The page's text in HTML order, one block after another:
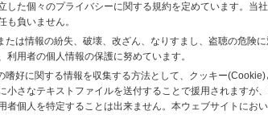
した個々のプライバシーに関する規約を定めています。当
も負いません。
たは情報の紛失、破壊、改ざん、なりすまし、盗聴の危険
利用者の個人情報の保護に努めています。
嗜好に関する情報を収集する方法として、クッキー
小さなテキストファイルを送付することで援用されますが
者個人を特定することは出来ません。本ウェブサイトにお